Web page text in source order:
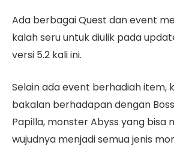
Ada berbagai Quest dan event
kalah seru untuk diulik pada
versi 5.2 kali ini.
Selain ada event berhadiah item,
bakalan berhadapan dengan
Papilla, monster Abyss yang bisa
wujudnya menjadi semua jenis